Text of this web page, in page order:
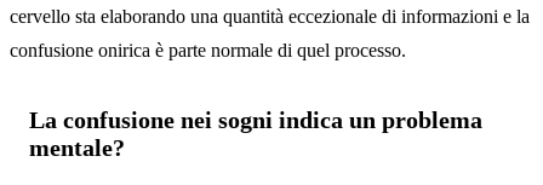
cervello sta elaborando una quantità eccezionale di informazioni e la
confusione onirica è parte normale di quel processo.
La confusione nei sogni indica un problema
mentale?